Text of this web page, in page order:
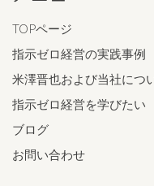
TOPページ
指示ゼロ経営の実践事例
米澤晋也および当社につ
指示ゼロ経営を学びたい
ブログ
お問い合わせ